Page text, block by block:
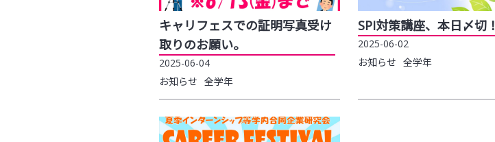
キャリフェスでの証明写真受け
取りのお願い。
2025-06-04
お知らせ 全学年
SPI対策講座、本日〆切！
2025-06-02
お知らせ 全学年